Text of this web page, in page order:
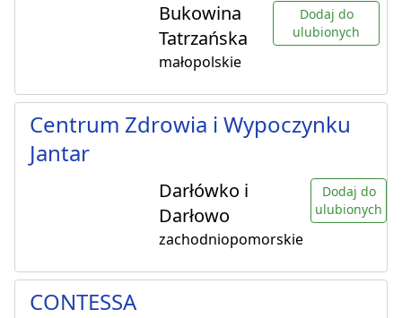
Bukowina
Tatrzańska
małopolskie
Dodaj do
ulubionych
Centrum Zdrowia i Wypoczynku
Jantar
Darłówko i
Darłowo
zachodniopomorskie
Dodaj do
ulubionych
CONTESSA